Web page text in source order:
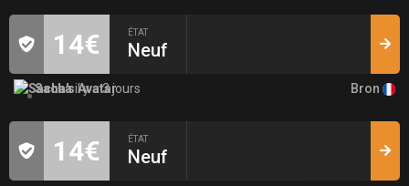
14€ ÉTAT
Neuf
Sachail y a 3 jours Bron
14€ ÉTAT
Neuf